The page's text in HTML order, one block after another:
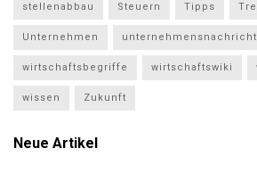
stellenabbau Steuern Tipps
Unternehmen
wirtschaftsbegriffe wirtschaftswiki
wissen Zukunft
Neue Artikel